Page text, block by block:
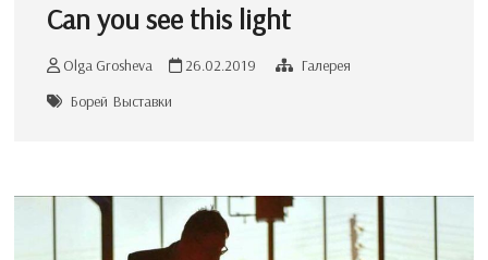
Can you see this light
Olga Grosheva 26.02.2019
Галерея
Борей Выставки